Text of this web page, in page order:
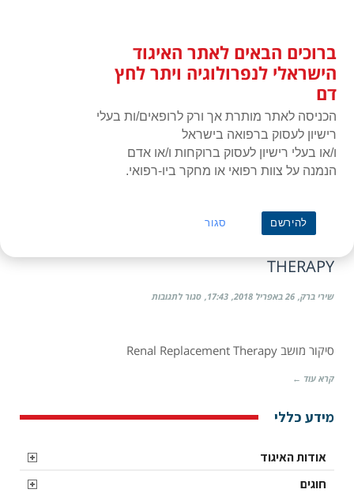
האיגוד הישראלי לנפרולוגיה ויתר
לחץ דם
Professor Batya Kristal
THERAPY
שירי ברק 26 באפריל 2018 17:43 סגור לתגובותעל
Renal
סיקור מושב Renal Replacement Therapy
קרא עוד ←
מידע כללי
אודות האיגוד
חוגים
ברוכים הבאים לאתר האיגוד
הישראלי לנפרולוגיה ויתר לחץ
דם
הכניסה לאתר מותרת אך ורק לרופאים/ות בעלי
רישיון לעסוק ברפואה בישראל
ו/או בעלי רישיון לעסוק ברוקחות ו/או אדם
הנמנה על צוות רפואי או מחקר ביו-רפואי.
להירשם סגור